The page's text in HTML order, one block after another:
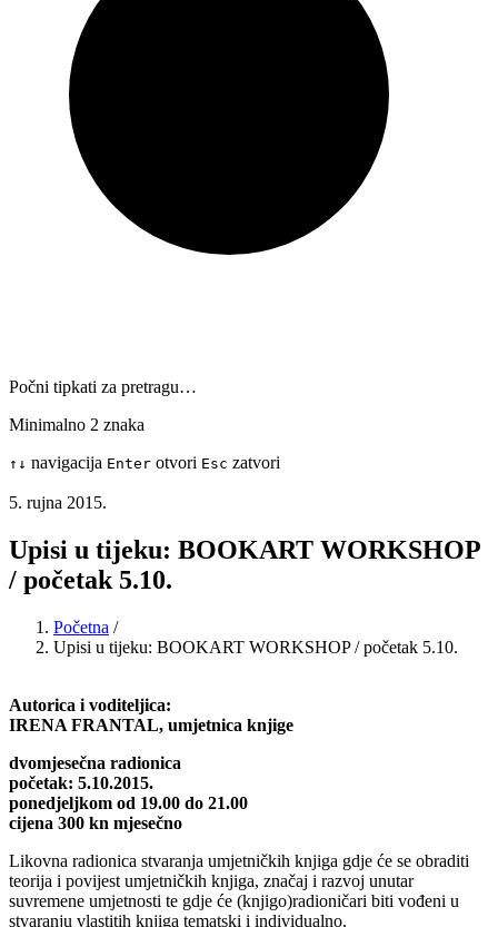
Počni tipkati za pretragu…
Minimalno 2 znaka
↑ ↓ navigacija Enter otvori Esc zatvori
5. rujna 2015.
Upisi u tijeku: BOOKART WORKSHOP
/ početak 5.10.
Početna /
Upisi u tijeku: BOOKART WORKSHOP / početak 5.10.
Autorica i voditeljica:
IRENA FRANTAL, umjetnica knjige
dvomjesečna radionica
početak: 5.10.2015.
ponedjeljkom od 19.00 do 21.00
cijena 300 kn mjesečno
Likovna radionica stvaranja umjetničkih knjiga gdje će se obraditi
teorija i povijest umjetničkih knjiga, značaj i razvoj unutar
suvremene umjetnosti te gdje će (knjigo)radioničari biti vođeni u
stvaranju vlastitih knjiga tematski i individualno.